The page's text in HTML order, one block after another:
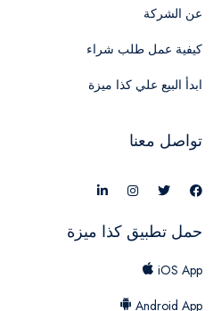
عن الشركة
كيفية عمل طلب شراء
ابدأ البيع علي كذا ميزة
تواصل معنا
حمل تطبيق كذا ميزة
iOS App
Android App